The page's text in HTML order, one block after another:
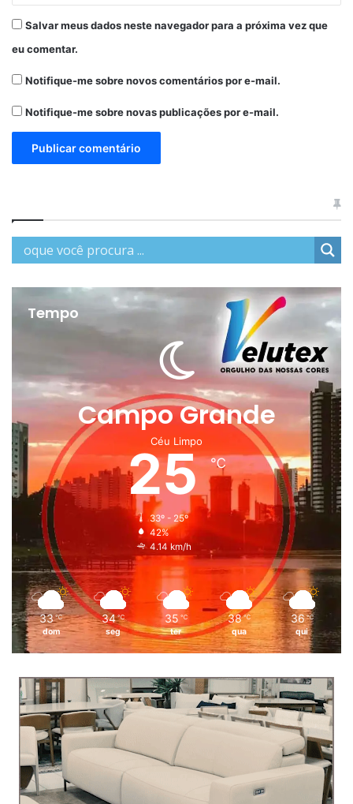
Salvar meus dados neste navegador para a próxima vez que
eu comentar.
Notifique-me sobre novos comentários por e-mail.
Notifique-me sobre novas publicações por e-mail.
Tempo
Campo Grande
Céu Limpo
25℃
33º - 25º
42%
4.14 km/h
33 ℃
dom
34 ℃
seg
35 ℃
ter
38 ℃
qua
36 ℃
qui